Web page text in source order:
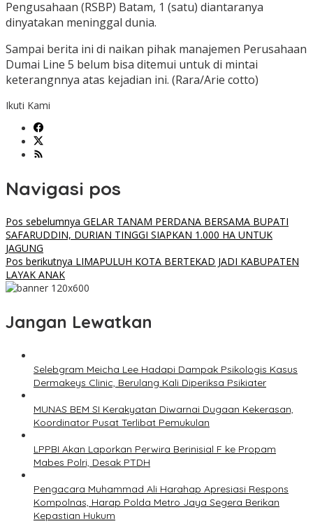
Pengusahaan (RSBP) Batam, 1 (satu) diantaranya
dinyatakan meninggal dunia.
Sampai berita ini di naikan pihak manajemen Perusahaan
Dumai Line 5 belum bisa ditemui untuk di mintai
keterangnnya atas kejadian ini. (Rara/Arie cotto)
Ikuti Kami
Navigasi pos
Pos sebelumnya GELAR TANAM PERDANA BERSAMA BUPATI
SAFARUDDIN, DURIAN TINGGI SIAPKAN 1.000 HA UNTUK
JAGUNG
Pos berikutnya LIMAPULUH KOTA BERTEKAD JADI KABUPATEN
LAYAK ANAK
Jangan Lewatkan
Selebgram Meicha Lee Hadapi Dampak Psikologis Kasus
Dermakeys Clinic, Berulang Kali Diperiksa Psikiater
MUNAS BEM SI Kerakyatan Diwarnai Dugaan Kekerasan,
Koordinator Pusat Terlibat Pemukulan
LPPBI Akan Laporkan Perwira Berinisial F ke Propam
Mabes Polri, Desak PTDH
Pengacara Muhammad Ali Harahap Apresiasi Respons
Kompolnas, Harap Polda Metro Jaya Segera Berikan
Kepastian Hukum